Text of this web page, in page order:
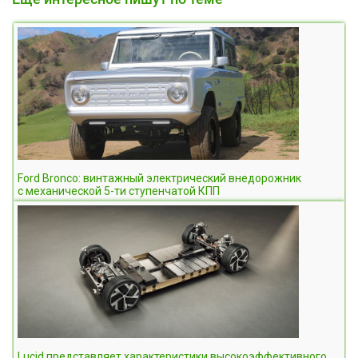
Ford Bronco: винтажный электрический внедорожник
с механической 5-ти ступенчатой КПП